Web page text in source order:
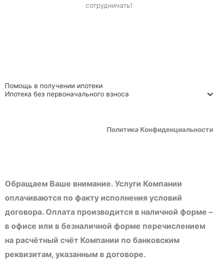
сотрудничать!
Помощь в получении ипотеки
Ипотека без первоначального взноса
Политика Конфиденциальности
Обращаем Ваше внимание. Услуги Компании
оплачиваются по факту исполнения условий
договора. Оплата производится в наличной форме –
в офисе или в безналичной форме перечислением
на расчётный счёт Компании по банковским
реквизитам, указанным в договоре.